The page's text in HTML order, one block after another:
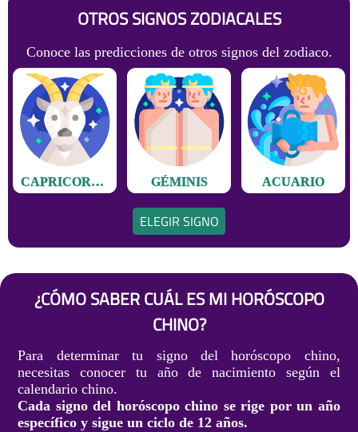
OTROS SIGNOS ZODIACALES
Conoce las predicciones de otros signos del zodiaco.
CAPRICORNIO GÉMINIS ACUARIO
ELEGIR SIGNO
¿CÓMO SABER CUÁL ES MI HORÓSCOPO
CHINO?
Para determinar tu signo del horóscopo chino,
necesitas conocer tu año de nacimiento según el
calendario chino.
Cada signo del horóscopo chino se rige por un año
específico y sigue un ciclo de 12 años.